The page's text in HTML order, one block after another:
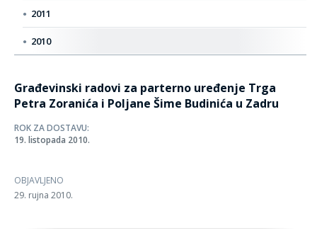
2011
2010
Građevinski radovi za parterno uređenje Trga
Petra Zoranića i Poljane Šime Budinića u Zadru
ROK ZA DOSTAVU:
19. listopada 2010.
OBJAVLJENO
29. rujna 2010.